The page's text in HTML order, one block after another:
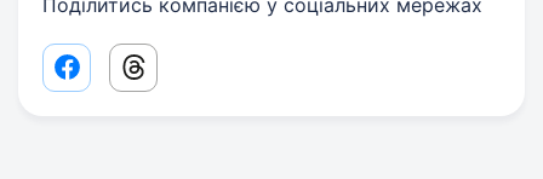
Поділитись компанією у соціальних мережах
Facebook share link
Threads share link